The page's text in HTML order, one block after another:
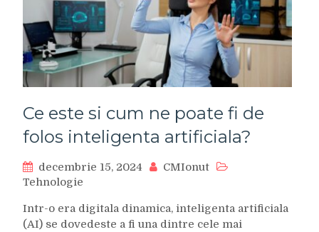
Ce este si cum ne poate fi de
folos inteligenta artificiala?
decembrie 15, 2024
CMIonut
Tehnologie
Intr-o era digitala dinamica, inteligenta artificiala
(AI) se dovedeste a fi una dintre cele mai